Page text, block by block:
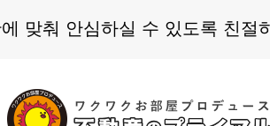
맞춰 안심하실 수 있도록 친절